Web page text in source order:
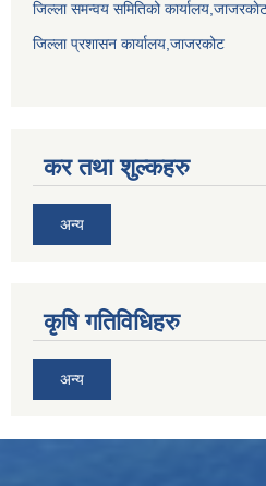
जिल्ला समन्वय समितिको
जिल्ला प्रशासन कार्यालय,जाजरकोट
कर तथा शुल्कहरु
अन्य
कृषि गतिविधिहरु
अन्य